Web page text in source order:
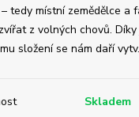
tedy místní zemědělce a
z volných chovů.
složení se nám daří
Skladem